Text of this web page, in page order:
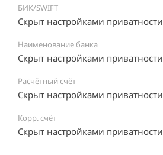
БИК/SWIFT
Скрыт настройками приватности
Наименование банка
Скрыт настройками приватности
Расчётный счёт
Скрыт настройками приватности
Корр. счёт
Скрыт настройками приватности